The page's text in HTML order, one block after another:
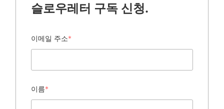
슬로우레터 구독 신청.
이메일 주소*
이름*